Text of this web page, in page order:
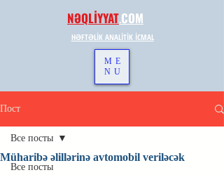
NƏQLİYYAT.COM
HƏFTƏLİK ANALİTİK İCMAL
ME
NU
Пост
Все посты
Все посты
Müharibə əlillərinə avtomobil veriləcək